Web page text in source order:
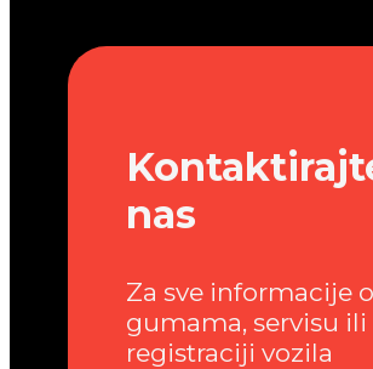
nas
Za sve informacije o
gumama, servisu ili
registraciji vozila